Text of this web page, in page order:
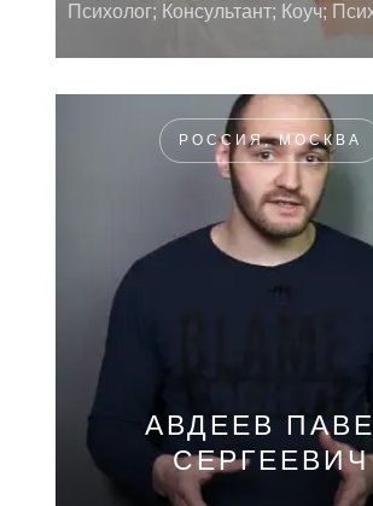
Психолог; Консультант; Коуч;
РОССИЯ, МОСКВА
АВДЕЕВ
СЕРГЕЕВИЧ